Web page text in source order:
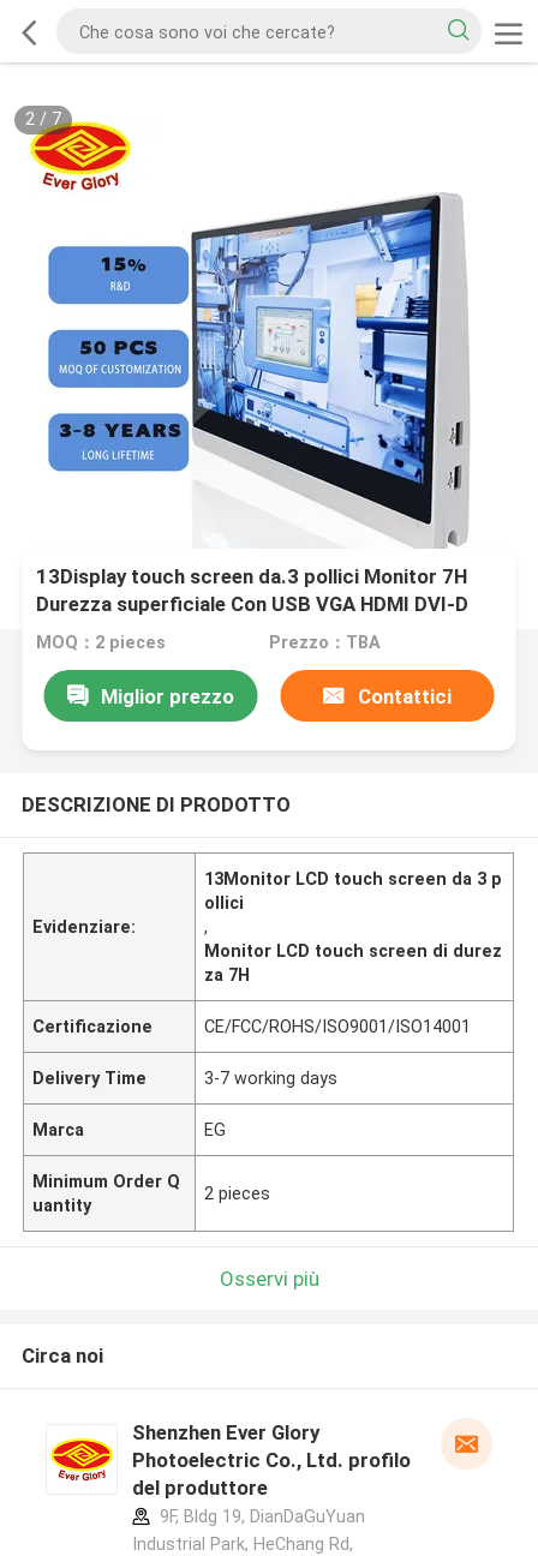
2/ 7
13Display touch screen da.3 pollici Monitor 7H
Durezza superficiale Con USB VGA HDMI DVI-D
MOQ：2 pieces Prezzo：TBA
Miglior prezzo Contattici
DESCRIZIONE DI PRODOTTO
Evidenziare:
13Monitor LCD touch screen da 3 p
ollici
,
Monitor LCD touch screen di durez
za 7H
Certificazione CE/FCC/ROHS/ISO9001/ISO14001
Delivery Time 3-7 working days
Marca EG
Minimum Order Q
uantity
2 pieces
Osservi più
Circa noi
Shenzhen Ever Glory
Photoelectric Co., Ltd. profilo
del produttore
9F, Bldg 19, DianDaGuYuan
Industrial Park, HeChang Rd,